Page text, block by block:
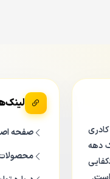
قوی داشتند،
دهه
صفحه